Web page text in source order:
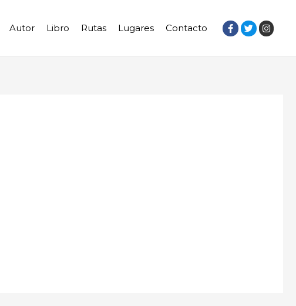
Autor Libro Rutas Lugares Contacto